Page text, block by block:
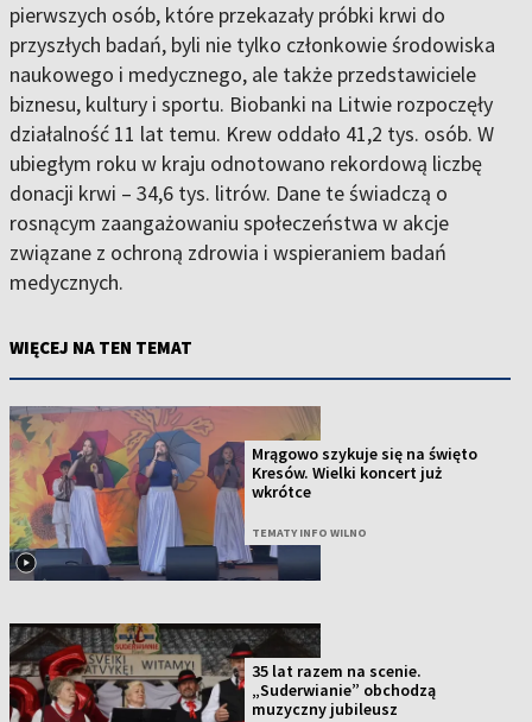
pierwszych osób, które przekazały próbki krwi do
przyszłych badań, byli nie tylko członkowie środowiska
naukowego i medycznego, ale także przedstawiciele
biznesu, kultury i sportu. Biobanki na Litwie rozpoczęły
działalność 11 lat temu. Krew oddało 41,2 tys. osób. W
ubiegłym roku w kraju odnotowano rekordową liczbę
donacji krwi – 34,6 tys. litrów. Dane te świadczą o
rosnącym zaangażowaniu społeczeństwa w akcje
związane z ochroną zdrowia i wspieraniem badań
medycznych.
WIĘCEJ NA TEN TEMAT
Mrągowo szykuje się na święto
Kresów. Wielki koncert już
wkrótce
TEMATY INFO WILNO
35 lat razem na scenie.
„Suderwianie” obchodzą
muzyczny jubileusz